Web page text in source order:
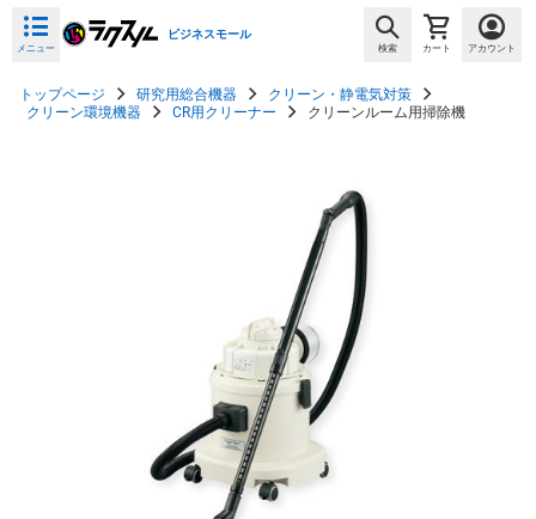
メニュー
ビジネスモール
検索 カート アカウント
トップページ 研究用総合機器
クリーン・静電気対策
クリーン環境機器
CR用クリーナー クリーンルーム用掃除機